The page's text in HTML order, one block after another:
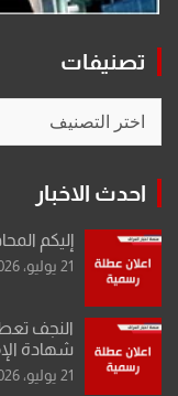
تصنيفات
احدث الاخبار
إليكم
21 يوليو، 2026
النجف
شهادة
21 يوليو، 2026